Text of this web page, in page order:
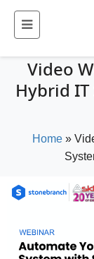
Video
Hybrid
Home »